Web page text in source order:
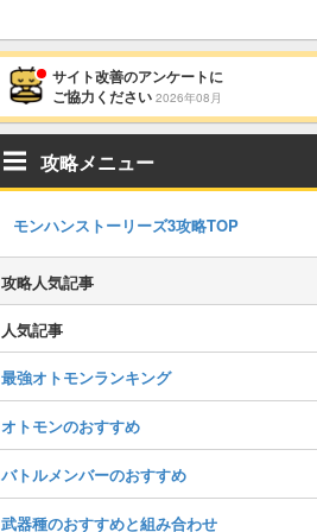
サイト改善のアンケートに
ご協力ください 2026年08月
攻略メニュー
モンハンストーリーズ3攻略TOP
攻略人気記事
人気記事
最強オトモンランキング
オトモンのおすすめ
バトルメンバーのおすすめ
武器種のおすすめと組み合わせ